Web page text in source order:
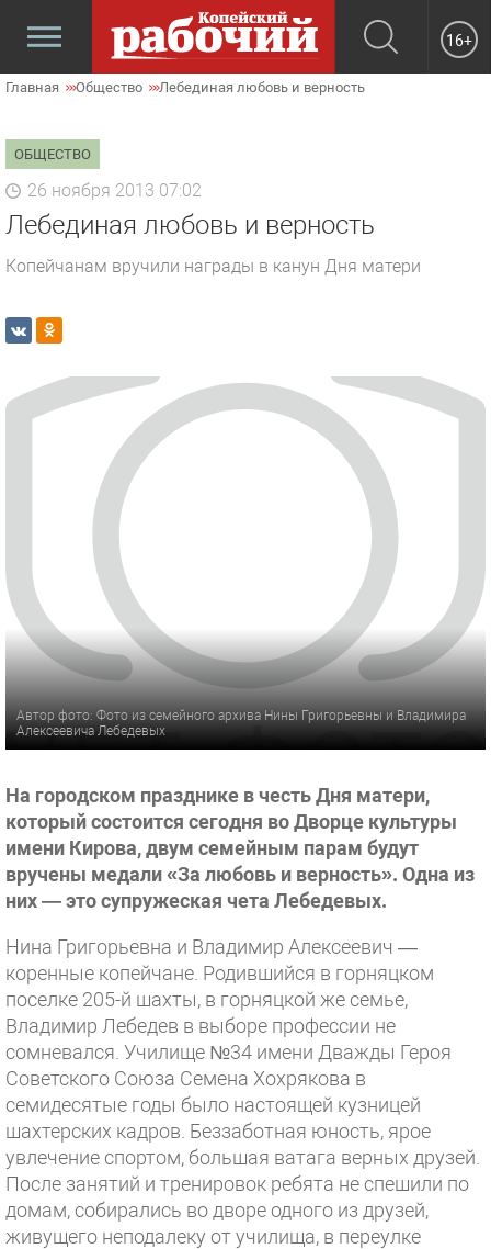
16+
Главная Общество Лебединая любовь и верность
ОБЩЕСТВО
26 ноября 2013 07:02
Лебединая любовь и верность
Копейчанам вручили награды в канун Дня матери
Автор фото: Фото из семейного архива Нины Григорьевны и Владимира
Алексеевича Лебедевых
На городском празднике в честь Дня матери,
который состоится сегодня во Дворце культуры
имени Кирова, двум семейным парам будут
вручены медали «За любовь и верность». Одна из
них — это супружеская чета Лебедевых.
Нина Григорьевна и Владимир Алексеевич —
коренные копейчане. Родившийся в горняцком
поселке 205-й шахты, в горняцкой же семье,
Владимир Лебедев в выборе профессии не
сомневался. Училище №34 имени Дважды Героя
Советского Союза Семена Хохрякова в
семидесятые годы было настоящей кузницей
шахтерских кадров. Беззаботная юность, ярое
увлечение спортом, большая ватага верных друзей.
После занятий и тренировок ребята не спешили по
домам, собирались во дворе одного из друзей,
живущего неподалеку от училища, в переулке